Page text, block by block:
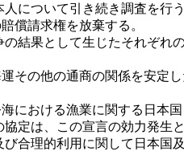
について引き続き調査を行う
償請求権を放棄する。
結果として生じたそれぞ
その他の通商の関係を安定
における漁業に関する日本
定は、この宣言の効力発生
合理的利用に関して日本